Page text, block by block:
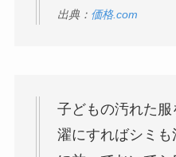
出典： 価格.com
子どもの汚れた
濯にすればシミ